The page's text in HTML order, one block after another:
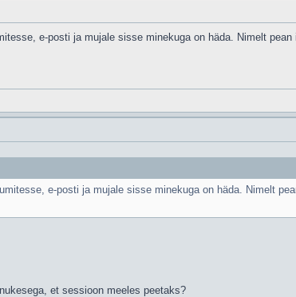
e-posti ja mujale sisse minekuga on häda. Nimelt
e-posti ja mujale sisse minekuga on häda. Nimelt
et sessioon meeles peetaks?